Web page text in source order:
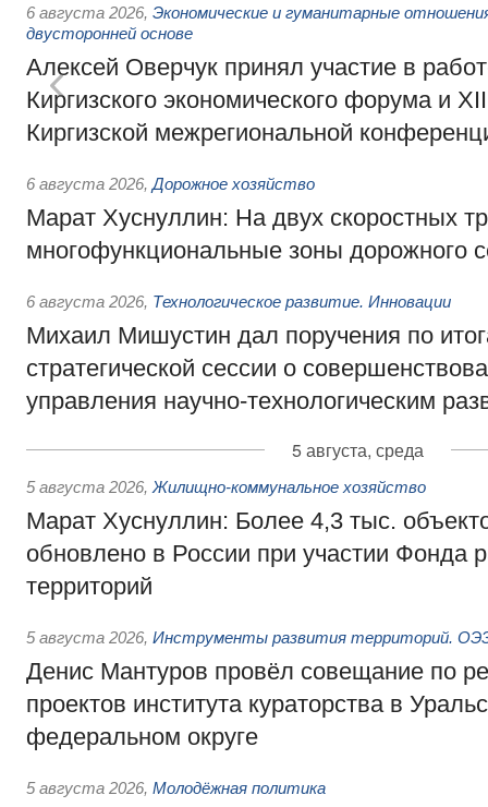
6 августа 2026, Экономические и гуманитарные
двусторонней основе
Алексей Оверчук принял участие в
Киргизского экономического форума и
Киргизской межрегиональной
6 августа 2026, Дорожное хозяйство
Марат Хуснуллин: На двух скоростных
многофункциональные зоны дорожного
6 августа 2026, Технологическое развитие. Инновации
Михаил Мишустин дал поручения по
стратегической сессии о
управления научно-технологическим
5 августа, среда
5 августа 2026, Жилищно-коммунальное хозяйство
Марат Хуснуллин: Более 4,3 тыс.
обновлено в России при участии Фонда
территорий
5 августа 2026, Инструменты развития территорий.
Денис Мантуров провёл совещание по
проектов института кураторства в
федеральном округе
5 августа 2026, Молодёжная политика